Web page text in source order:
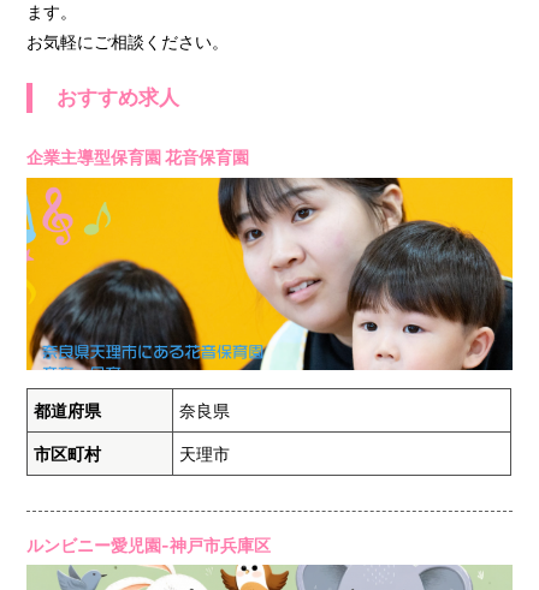
ます。
お気軽にご相談ください。
おすすめ求人
企業主導型保育園 花音保育園
都道府県 奈良県
市区町村 天理市
ルンビニー愛児園-神戸市兵庫区